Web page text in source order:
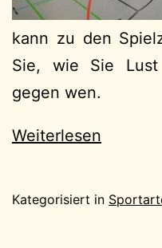
kann zu den
Sie, wie Sie
gegen wen.
Weiterlesen
Kategorisiert in